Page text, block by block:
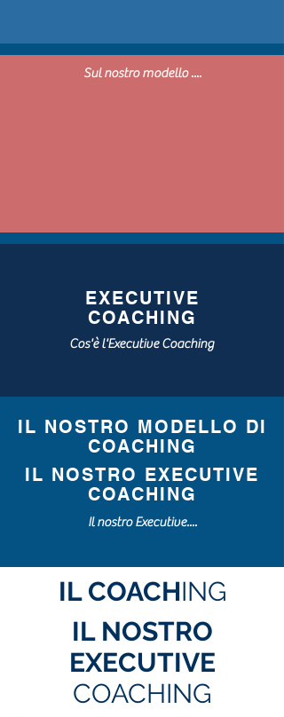
Sul nostro modello ....
EXECUTIVE
COACHING
Cos'è l'Executive Coaching
IL NOSTRO MODELLO DI
COACHING
IL NOSTRO EXECUTIVE
COACHING
Il nostro Executive....
IL COACHING
IL NOSTRO
EXECUTIVE
COACHING